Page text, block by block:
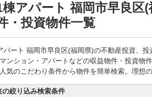
棟アパート 福岡市早良区
・投資物件一覧
パート 福岡市早良区(福岡県)の不動産投資、
ンション・アパートなどの収益物件・投資物
気のこだわり条件から物件を簡単検索。理想
の絞り込み検索条件